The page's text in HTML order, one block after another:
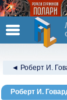
◄ Роберт И.
Роберт И.